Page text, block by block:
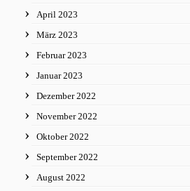
April 2023
März 2023
Februar 2023
Januar 2023
Dezember 2022
November 2022
Oktober 2022
September 2022
August 2022